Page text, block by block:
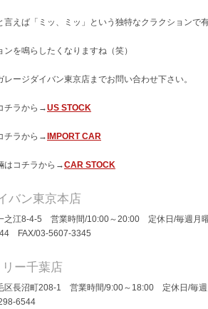
言えば「ミッ、ミッ」という独特なクラクションで
を鳴らしたくなりますね（笑）
レージダイバン東京店までお問い合わせ下さい。
チラから→US STOCK
チラから→ IMPORT CAR
はコチラから→CAR STOCK
バン東京本店
之江8-4-5 営業時間/10:00～20:00 定休日/毎週月
FAX/03-5607-3345
ー千葉店
区長沼町208-1 営業時間/9:00～18:00 定休日/毎週
6544